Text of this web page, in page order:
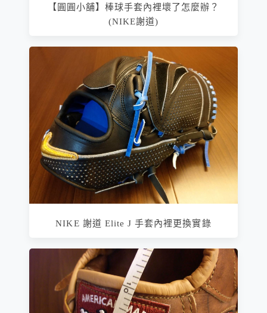
【圓圓小舖】棒球手套內裡壞了怎麼辦？
(NIKE謝道)
NIKE 謝道 Elite J 手套內裡更換實錄